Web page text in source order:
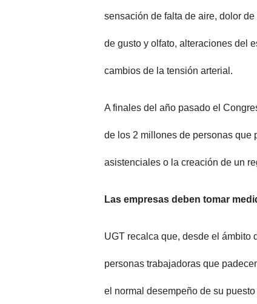
sensación de falta de aire, dolor
de gusto y olfato, alteraciones del
cambios de la tensión arterial.
A finales del año pasado el
de los 2 millones de personas que
asistenciales o la creación de un
Las empresas deben tomar
UGT recalca que, desde el ámbito
personas trabajadoras que
el normal desempeño de su